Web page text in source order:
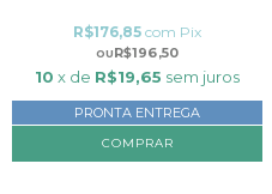
R$196,50
R$176,85 com Pix
10 x de R$19,65 sem juros
PRONTA ENTREGA